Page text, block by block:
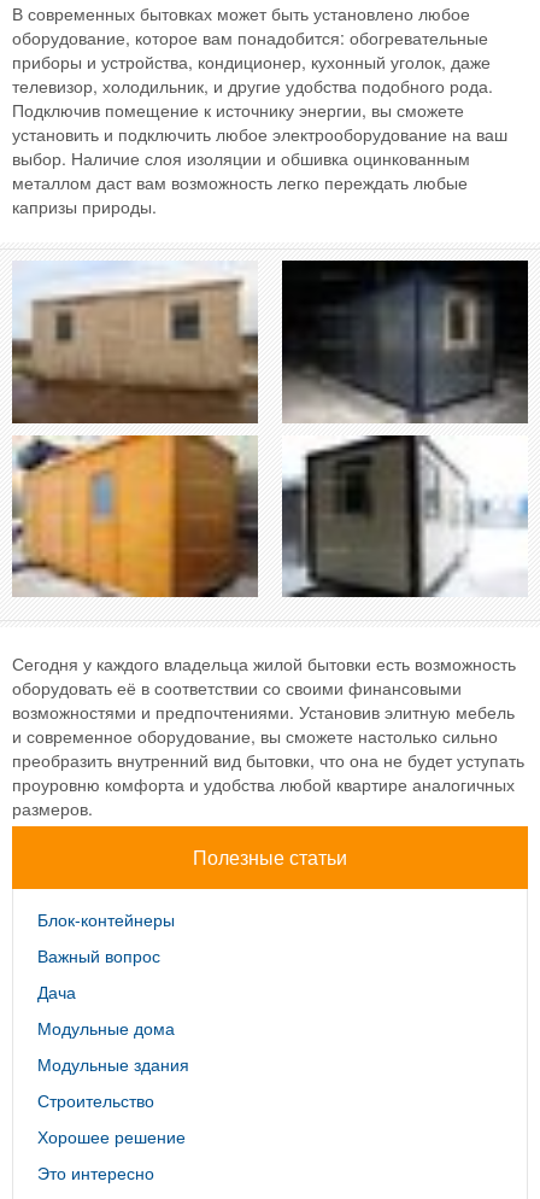
В современных бытовках может быть установлено любое
оборудование, которое вам понадобится: обогревательные
приборы и устройства, кондиционер, кухонный уголок, даже
телевизор, холодильник, и другие удобства подобного рода.
Подключив помещение к источнику энергии, вы сможете
установить и подключить любое электрооборудование на ваш
выбор. Наличие слоя изоляции и обшивка оцинкованным
металлом даст вам возможность легко переждать любые
капризы природы.
Сегодня у каждого владельца жилой бытовки есть возможность
оборудовать её в соответствии со своими финансовыми
возможностями и предпочтениями. Установив элитную мебель
и современное оборудование, вы сможете настолько сильно
преобразить внутренний вид бытовки, что она не будет уступать
проуровню комфорта и удобства любой квартире аналогичных
размеров.
Полезные статьи
Блок-контейнеры
Важный вопрос
Дача
Модульные дома
Модульные здания
Строительство
Хорошее решение
Это интересно